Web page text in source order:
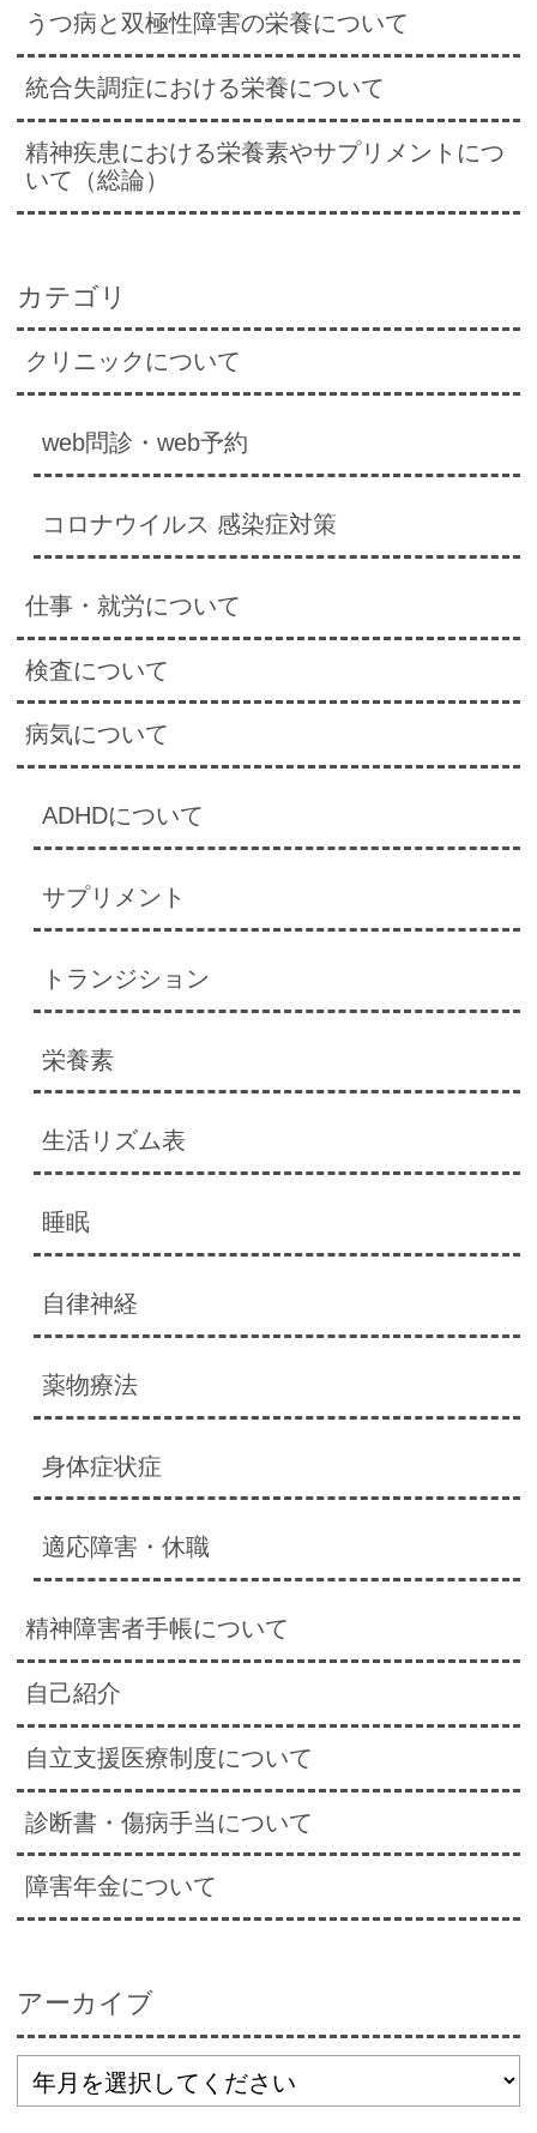
うつ病と双極性障害の栄養について
統合失調症における栄養について
精神疾患における栄養素やサプリメントにつ
いて（総論）
カテゴリ
クリニックについて
web問診・web予約
コロナウイルス 感染症対策
仕事・就労について
検査について
病気について
ADHDについて
サプリメント
トランジション
栄養素
生活リズム表
睡眠
自律神経
薬物療法
身体症状症
適応障害・休職
精神障害者手帳について
自己紹介
自立支援医療制度について
診断書・傷病手当について
障害年金について
アーカイブ